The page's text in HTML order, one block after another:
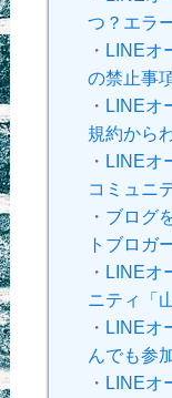
つ？エラ
・ LINEオ
の禁止事
・ LINEオ
規約から
・ LINEオ
コミュニ
・ ブログ
トブロガ
・ LINEオ
ニティ「
・ LINEオ
んでも参
・ LINEオ